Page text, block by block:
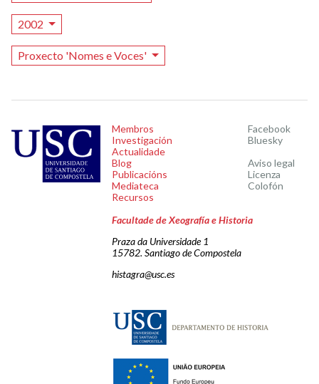
2002
Proxecto 'Nomes e Voces'
Membros
Investigación
Actualidade
Blog
Publicacións
Mediateca
Recursos
Facebook
Bluesky
Aviso legal
Licenza
Colofón
Facultade de Xeografía e Historia
Praza da Universidade 1
15782. Santiago de Compostela
histagra@usc.es